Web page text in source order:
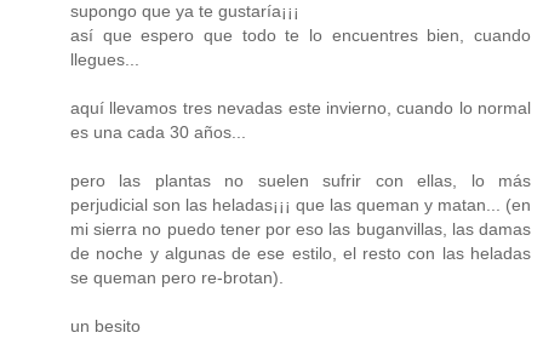
supongo que ya te gustaría¡¡¡
así que espero que todo te lo encuentres bien, cuando
llegues...
aquí llevamos tres nevadas este invierno, cuando lo normal
es una cada 30 años...
pero las plantas no suelen sufrir con ellas, lo más
perjudicial son las heladas¡¡¡ que las queman y matan... (en
mi sierra no puedo tener por eso las buganvillas, las damas
de noche y algunas de ese estilo, el resto con las heladas
se queman pero re-brotan).
un besito